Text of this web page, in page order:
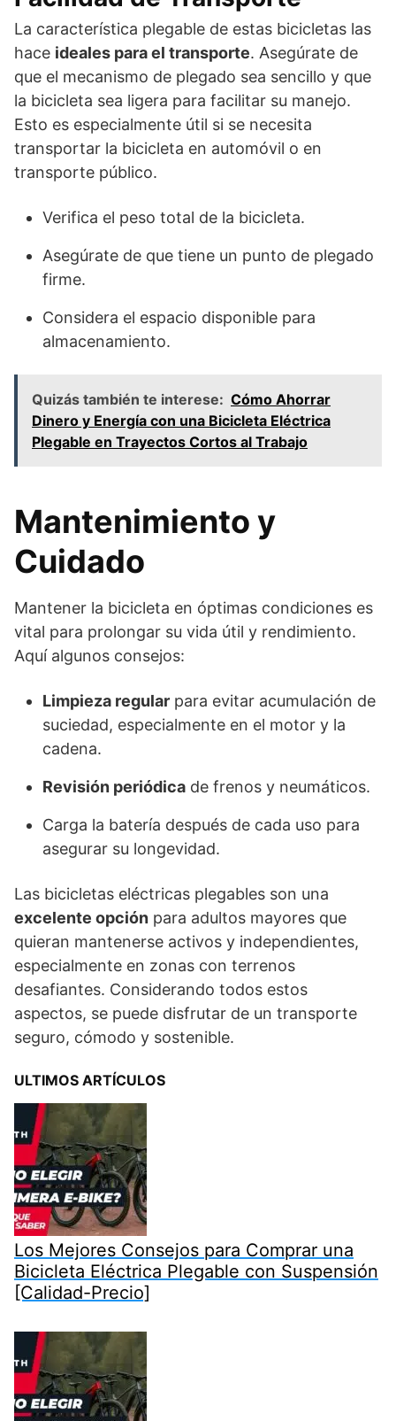
La característica plegable de estas bicicletas las
hace ideales para el transporte. Asegúrate de
que el mecanismo de plegado sea sencillo y que
la bicicleta sea ligera para facilitar su manejo.
Esto es especialmente útil si se necesita
transportar la bicicleta en automóvil o en
transporte público.
Verifica el peso total de la bicicleta.
Asegúrate de que tiene un punto de plegado
firme.
Considera el espacio disponible para
almacenamiento.
Quizás también te interese: Cómo Ahorrar
Dinero y Energía con una Bicicleta Eléctrica
Plegable en Trayectos Cortos al Trabajo
Mantenimiento y
Cuidado
Mantener la bicicleta en óptimas condiciones es
vital para prolongar su vida útil y rendimiento.
Aquí algunos consejos:
Limpieza regular para evitar acumulación de
suciedad, especialmente en el motor y la
cadena.
Revisión periódica de frenos y neumáticos.
Carga la batería después de cada uso para
asegurar su longevidad.
Las bicicletas eléctricas plegables son una
excelente opción para adultos mayores que
quieran mantenerse activos y independientes,
especialmente en zonas con terrenos
desafiantes. Considerando todos estos
aspectos, se puede disfrutar de un transporte
seguro, cómodo y sostenible.
ULTIMOS ARTÍCULOS
Los Mejores Consejos para Comprar una
Bicicleta Eléctrica Plegable con Suspensión
[Calidad-Precio]